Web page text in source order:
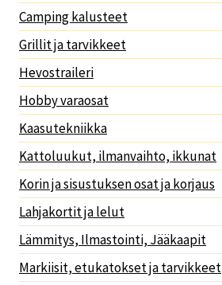
Camping kalusteet
Grillit ja tarvikkeet
Hevostraileri
Hobby varaosat
Kaasutekniikka
Kattoluukut, ilmanvaihto, ikkunat
Korin ja sisustuksen osat ja korjaus
Lahjakortit ja lelut
Lämmitys, Ilmastointi, Jääkaapit
Markiisit, etukatokset ja tarvikkeet